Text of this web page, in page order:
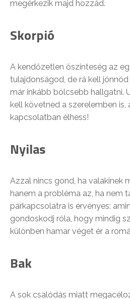
megérkezik majd hozzád.
Skorpió
A kendőzetlen őszinteség az
tulajdonságod, de rá kell
már inkább bölcsebb hallgatni.
kell követned a szerelemben
kapcsolatban élhess!
Nyilas
Azzal nincs gond, ha valakinek
hanem a probléma az, ha nem
párkapcsolatra is érvényes:
gondoskodj róla, hogy mindig
különben hamar véget ér a
Bak
A sok csalódás miatt